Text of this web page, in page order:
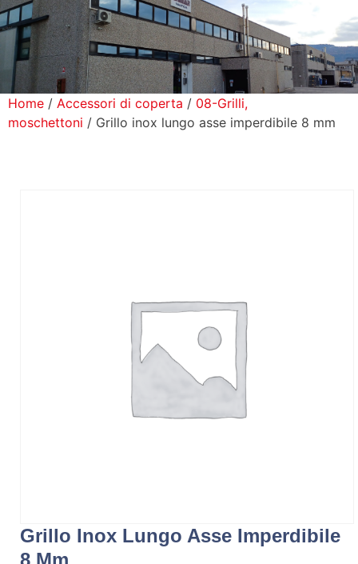
Prodotti
Home / Accessori di coperta / 08-Grilli,
moschettoni / Grillo inox lungo asse imperdibile 8 mm
Grillo Inox Lungo Asse Imperdibile
8 Mm